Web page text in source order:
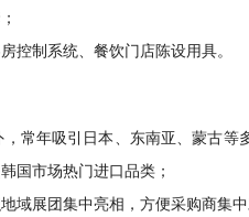
控制系统、餐饮门店陈设用具。
常年吸引日本、东南亚、蒙古
国市场热门进口品类；
域展团集中亮相，方便采购商集中